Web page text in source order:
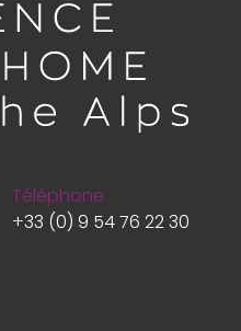
Téléphone
+33 (0) 9 54 76 22 30